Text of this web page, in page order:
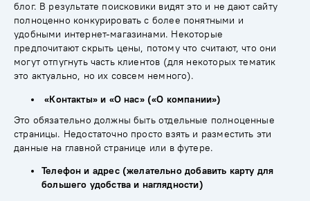
блог. В результате поисковики видят это и не дают сайту
полноценно конкурировать с более понятными и
удобными интернет-магазинами. Некоторые
предпочитают скрыть цены, потому что считают, что они
могут отпугнуть часть клиентов (для некоторых тематик
это актуально, но их совсем немного).
«Контакты» и «О нас» («О компании»)
Это обязательно должны быть отдельные полноценные
страницы. Недостаточно просто взять и разместить эти
данные на главной странице или в футере.
Телефон и адрес (желательно добавить карту для
большего удобства и наглядности)